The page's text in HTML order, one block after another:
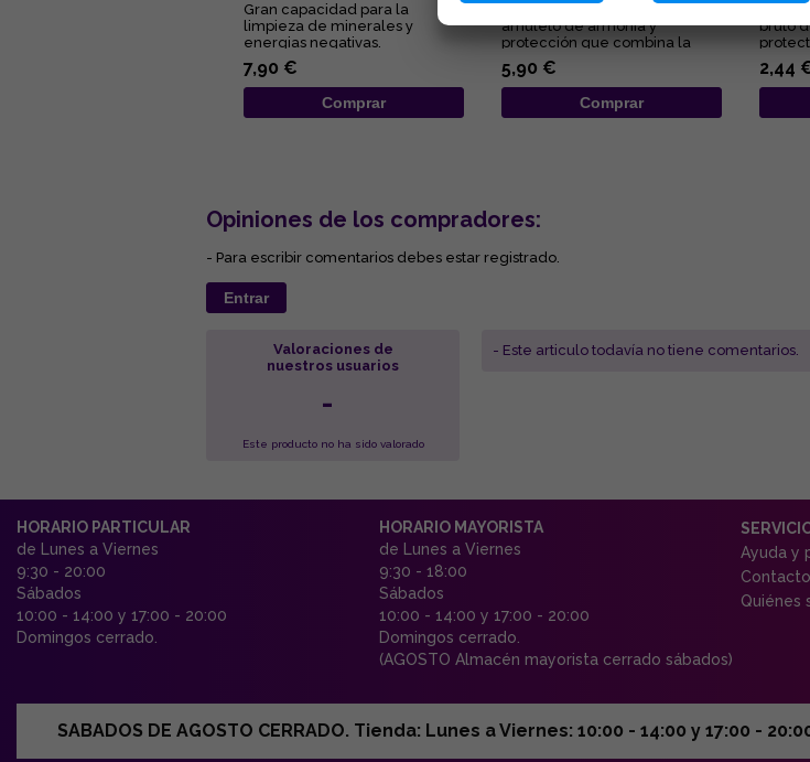
Gran capacidad para la
limpieza de minerales y
energias negativas.
Propiedades purificantes y
protectoras....
7,90 €
Comprar
amuleto de armonía y
protección que combina la
fuerza de la naturaleza con el
poder ...
5,90 €
Comprar
bruto
de ...
2,44
Opiniones de los compradores:
- Para escribir comentarios debes estar registrado.
Entrar
Valoraciones de
nuestros usuarios
-
Este producto no ha sido valorado
- Este articulo todavía no tiene comentarios.
HORARIO PARTICULAR
de Lunes a Viernes
9:30 - 20:00
Sábados
10:00 - 14:00 y 17:00 - 20:00
Domingos cerrado.
HORARIO MAYORISTA
de Lunes a Viernes
9:30 - 18:00
Sábados
10:00 - 14:00 y 17:00 - 20:00
Domingos cerrado.
(AGOSTO Almacén mayorista cerrado sábados)
Ayuda y
Contacto
Quiénes
SABADOS DE AGOSTO CERRADO. Tienda: Lunes a Viernes: 10:00 - 14:00 y 17:00 -